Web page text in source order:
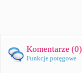
Komentarze (0)
Funkcje potęgowe